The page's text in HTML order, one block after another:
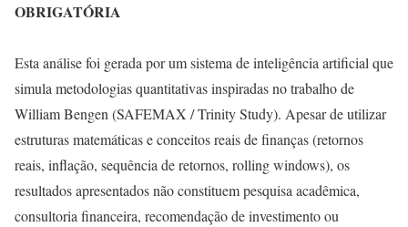
OBRIGATÓRIA
Esta análise foi gerada por um sistema de inteligência artificial que
simula metodologias quantitativas inspiradas no trabalho de
William Bengen (SAFEMAX / Trinity Study). Apesar de utilizar
estruturas matemáticas e conceitos reais de finanças (retornos
reais, inflação, sequência de retornos, rolling windows), os
resultados apresentados não constituem pesquisa acadêmica,
consultoria financeira, recomendação de investimento ou